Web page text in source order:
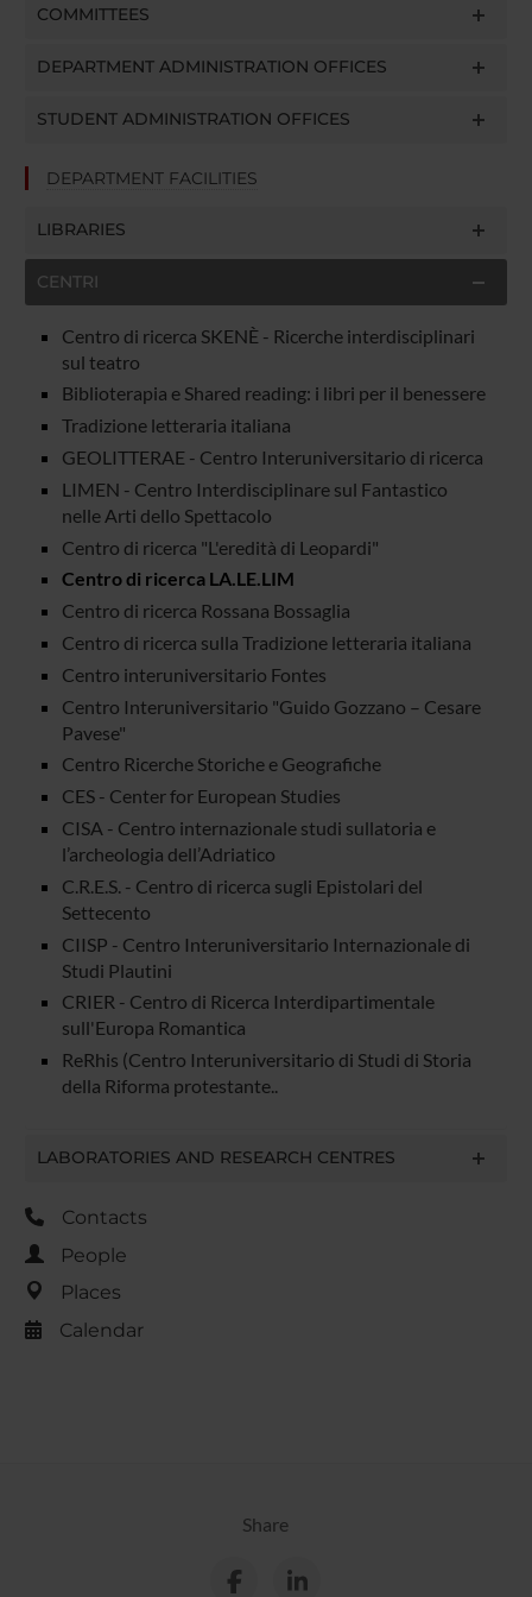
COMMITTEES
DEPARTMENT ADMINISTRATION OFFICES
STUDENT ADMINISTRATION OFFICES
DEPARTMENT FACILITIES
LIBRARIES
CENTRI
Centro di ricerca SKENÈ - Ricerche interdisciplinari
sul teatro
Biblioterapia e Shared reading: i libri per il benessere
Tradizione letteraria italiana
GEOLITTERAE - Centro Interuniversitario di ricerca
LIMEN - Centro Interdisciplinare sul Fantastico
nelle Arti dello Spettacolo
Centro di ricerca "L'eredità di Leopardi"
Centro di ricerca LA.LE.LIM
Centro di ricerca Rossana Bossaglia
Centro di ricerca sulla Tradizione letteraria italiana
Centro interuniversitario Fontes
Centro Interuniversitario "Guido Gozzano – Cesare
Pavese"
Centro Ricerche Storiche e Geografiche
CES - Center for European Studies
CISA - Centro internazionale studi sullatoria e
l’archeologia dell’Adriatico
C.R.E.S. - Centro di ricerca sugli Epistolari del
Settecento
CIISP - Centro Interuniversitario Internazionale di
Studi Plautini
CRIER - Centro di Ricerca Interdipartimentale
sull'Europa Romantica
ReRhis (Centro Interuniversitario di Studi di Storia
della Riforma protestante..
LABORATORIES AND RESEARCH CENTRES
Contacts
People
Places
Calendar
Share